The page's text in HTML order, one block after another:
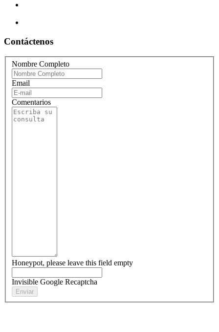
Contáctenos
Nombre Completo
Email
Comentarios
Honeypot, please leave this field empty
Invisible Google Recaptcha